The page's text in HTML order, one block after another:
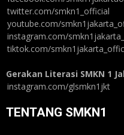
twitter.com/smkn1_official
youtube.com/
instagram.com/
tiktok.com/
Gerakan Literasi SMKN 1
instagram.com/glsmkn1jkt
TENTANG SMKN1